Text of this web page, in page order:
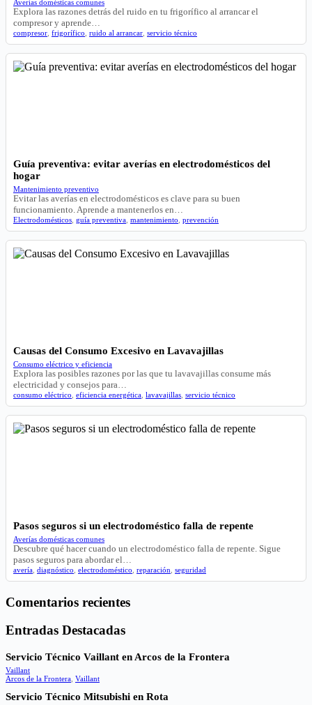
Averías domésticas comunes
Explora las razones detrás del ruido en tu frigorífico al arrancar el
compresor y aprende…
compresor frigorífico ruido al arrancar servicio técnico
Guía preventiva: evitar averías en electrodomésticos del
hogar
Mantenimiento preventivo
Evitar las averías en electrodomésticos es clave para su buen
funcionamiento. Aprende a mantenerlos en…
Electrodomésticos guía preventiva mantenimiento prevención
Causas del Consumo Excesivo en Lavavajillas
Consumo eléctrico y eficiencia
Explora las posibles razones por las que tu lavavajillas consume más
electricidad y consejos para…
consumo eléctrico eficiencia energética lavavajillas servicio técnico
Pasos seguros si un electrodoméstico falla de repente
Averías domésticas comunes
Descubre qué hacer cuando un electrodoméstico falla de repente. Sigue
pasos seguros para abordar el…
avería diagnóstico electrodoméstico reparación seguridad
Comentarios recientes
Entradas Destacadas
Servicio Técnico Vaillant en Arcos de la Frontera
Vaillant
Arcos de la Frontera Vaillant
Servicio Técnico Mitsubishi en Rota